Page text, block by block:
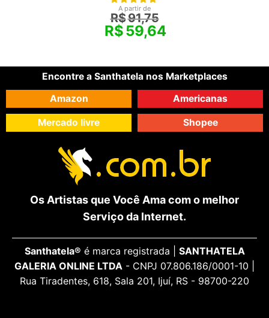
A partir de
R$91,75
R$59,64
Encontre a Santhatela nos Marketplaces
Amazon
Americanas
Mercado livre Shopee
Os Artistas que Você Ama com o melhor
Serviço da Internet.
Santhatela® é marca registrada | SANTHATELA
GALERIA ONLINE LTDA - CNPJ 07.806.186/0001-10 |
Rua Tiradentes, 618, Sala 201, Ijuí, RS - 98700-220